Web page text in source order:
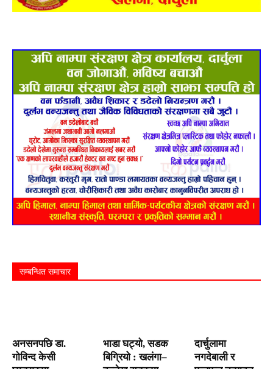
सम्बन्धित समाचार
अनसनपछि डा.
गोविन्द केसी
भाडा घट्यो, सडक
बिग्रियो : खलंगा–
दार्चुलामा
नगदेबाली र